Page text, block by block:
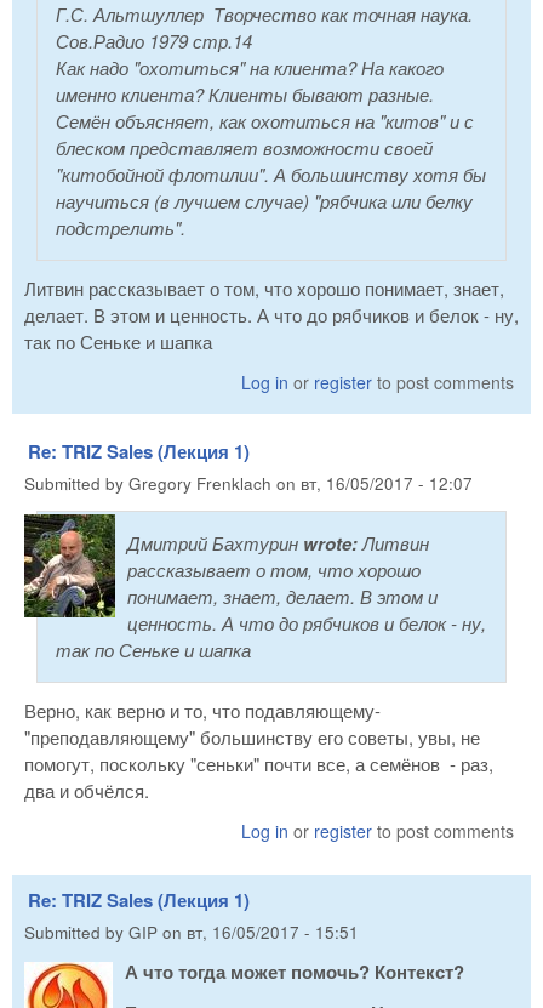
Г.С. Альтшуллер Творчество как точная наука.
Сов.Радио 1979 стр.14
Как надо "охотиться" на клиента? На какого
именно клиента? Клиенты бывают разные.
Семён объясняет, как охотиться на "китов" и с
блеском представляет возможности своей
"китобойной флотилии". А большинству хотя бы
научиться (в лучшем случае) "рябчика или белку
подстрелить".
Литвин рассказывает о том, что хорошо понимает, знает,
делает. В этом и ценность. А что до рябчиков и белок - ну,
так по Сеньке и шапка
Log in or register to post comments
Re: TRIZ Sales (Лекция 1)
Submitted by Gregory Frenklach on вт, 16/05/2017 - 12:07
Дмитрий Бахтурин wrote:Литвин
рассказывает о том, что хорошо
понимает, знает, делает. В этом и
ценность. А что до рябчиков и белок - ну,
так по Сеньке и шапка
Верно, как верно и то, что подавляющему-
"преподавляющему" большинству его советы, увы, не
помогут, поскольку "сеньки" почти все, а семёнов - раз,
два и обчёлся.
Log in or register to post comments
Re: TRIZ Sales (Лекция 1)
Submitted by GIP on вт, 16/05/2017 - 15:51
А что тогда может помочь? Контекст?